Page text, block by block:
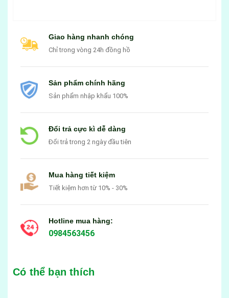
Giao hàng nhanh chóng
Chỉ trong vòng 24h đồng hồ
Sản phẩm chính hãng
Sản phẩm nhập khẩu 100%
Đổi trả cực kì dễ dàng
Đổi trả trong 2 ngày đầu tiên
Mua hàng tiết kiệm
Tiết kiệm hơn từ 10% - 30%
Hotline mua hàng:
0984563456
Có thể bạn thích